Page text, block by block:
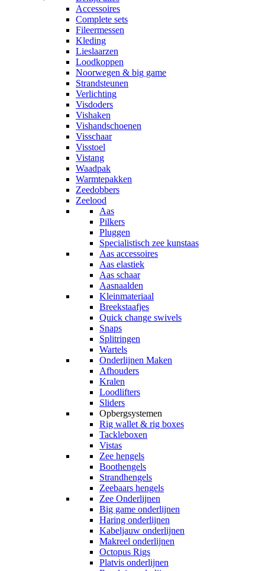
Accessoires
Complete sets
Fileermessen
Kleding
Lieslaarzen
Loodkoppen
Noorwegen & big game
Strandsteunen
Verlichting
Visdoders
Vishaken
Vishandschoenen
Visschaar
Visstoel
Vistang
Waadpak
Warmtepakken
Zeedobbers
Zeelood
Aas
Pilkers
Pluggen
Specialistisch zee kunstaas
Aas accessoires
Aas elastiek
Aas schaar
Aasnaalden
Kleinmateriaal
Breekstaafjes
Quick change swivels
Snaps
Splitringen
Wartels
Onderlijnen Maken
Afhouders
Kralen
Loodlifters
Sliders
Opbergsystemen
Rig wallet & rig boxes
Tackleboxen
Vistas
Zee hengels
Boothengels
Strandhengels
Zeebaars hengels
Zee Onderlijnen
Big game onderlijnen
Haring onderlijnen
Kabeljauw onderlijnen
Makreel onderlijnen
Octopus Rigs
Platvis onderlijnen